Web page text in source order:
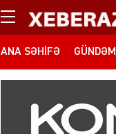
ANA SƏHIFƏ GÜNDƏM